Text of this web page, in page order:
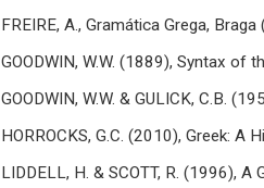
FREIRE, A., Gramática Grega,
GOODWIN, W.W. (1889), Syntax of
GOODWIN, W.W. & GULICK, C.B.
HORROCKS, G.C. (2010), Greek:
LIDDELL, H. & SCOTT, R. (1996),